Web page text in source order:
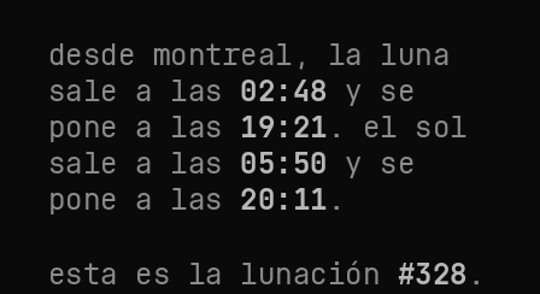
desde montreal , la luna
sale a las 02:48 y se
pone a las 19:21. el sol
sale a las 05:50 y se
pone a las 20:11.
esta es la lunación #328 .